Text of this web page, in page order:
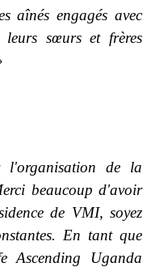
aînés engagés avec
leurs sœurs et frères
de la
beaucoup d'avoir
de VMI, soyez
En tant que
Ascending Uganda